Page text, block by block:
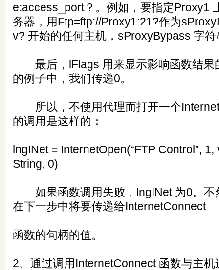
e:access_port？。例如，要指定Proxy1
务器，用Ftp=ftp://Proxy1:21?作为
v? 开始的任何主机，sProxyBypass 字
最后，lFlags 用来显示影响函数结果
的例子中，我们传递0。
所以，不使用代理而打开一个Internet
的调用是这样的：
lngINet = InternetOpen(“FTP Control”,
String, 0)
如果函数调用失败，lngINet 为0。不
在下一步中将要传递给InternetConnect
函数的句柄的值。
2、通过调用InternetConnect 函数与主